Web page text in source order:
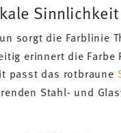
sorgt die Farblinie
erinnert die
passt das rotbraune
Stahl- und